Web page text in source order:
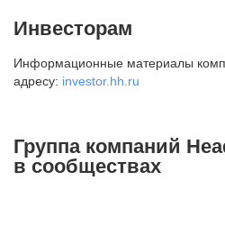
внутригородская территория
Муниципальный округ Тверской,
2-я Брестская ул., д. 48,
+7 495 980-64-27
Инвесторам
Информационные материалы
адресу: investor.hh.ru
Группа компаний
в сообществах